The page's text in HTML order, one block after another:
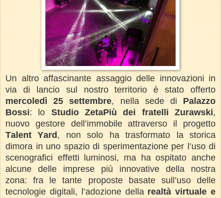
Un altro affascinante assaggio delle innovazioni in
via di lancio sul nostro territorio è stato offerto
mercoledì 25 settembre, nella sede di Palazzo
Bossi: lo Studio ZetaPiù dei fratelli Zurawski,
nuovo gestore dell’immobile attraverso il progetto
Talent Yard , non solo ha trasformato la storica
dimora in uno spazio di sperimentazione per l’uso di
scenografici effetti luminosi, ma ha ospitato anche
alcune delle imprese più innovative della nostra
zona: fra le tante proposte basate sull’uso delle
tecnologie digitali, l’adozione della realtà virtuale e